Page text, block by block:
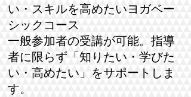
い・スキルを高めたいヨガベー
シックコース
​一般参加者の受講が可能。指導
者に限らず「知りたい・学びた
い・高めたい」をサポートしま
す。